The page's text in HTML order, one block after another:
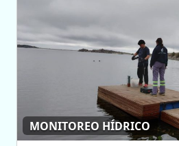
MONITOREO HÍDRICO